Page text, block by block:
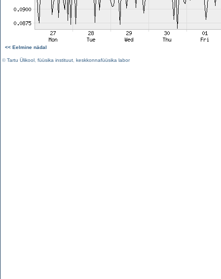
<< Eelmine nädal
©Tartu Ülikool füüsika instituut keskkonnafüüsika labor